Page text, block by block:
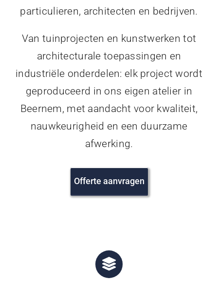
particulieren, architecten en bedrijven.
Van tuinprojecten en kunstwerken tot
architecturale toepassingen en
industriële onderdelen: elk project wordt
geproduceerd in ons eigen atelier in
Beernem, met aandacht voor kwaliteit,
nauwkeurigheid en een duurzame
afwerking.
Offerte aanvragen